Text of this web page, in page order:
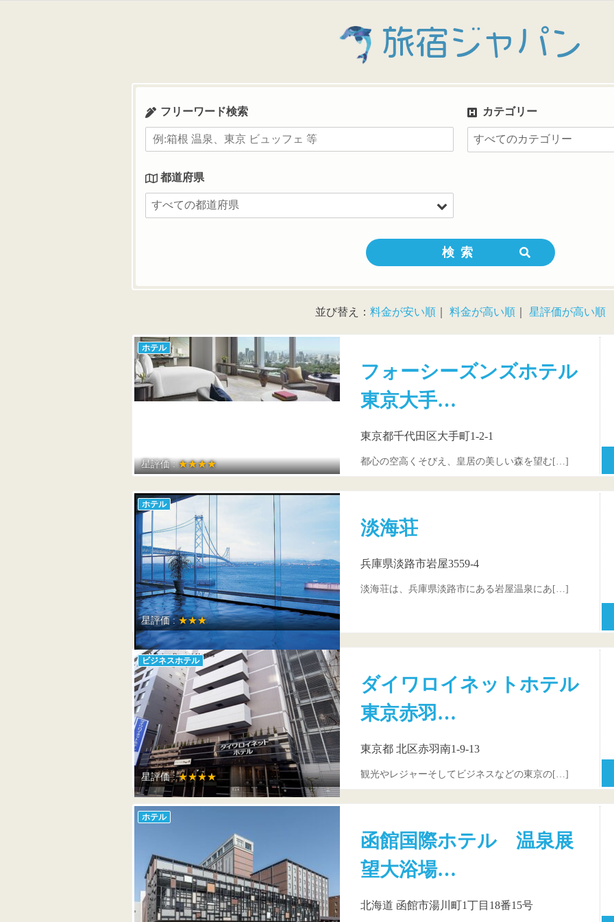
旅宿ジャパン
フリーワード検索 カテゴリー
都道府県
並び替え： 料金が安い順 料金が高い順 星評価が高い順
ホテル
星評価 :★★★★
フォーシーズンズホテル
東京大手…
東京都千代田区大手町1-2-1
都心の空高くそびえ、皇居の美しい森を望む[…]
ホテル
星評価 :★★★
淡海荘
兵庫県淡路市岩屋3559-4
淡海荘は、兵庫県淡路市にある岩屋温泉にあ[…]
ビジネスホテル
星評価 :★★★★
ダイワロイネットホテル
東京赤羽…
東京都 北区赤羽南1-9-13
観光やレジャーそしてビジネスなどの東京の[…]
ホテル
函館国際ホテル 温泉展
望大浴場…
北海道 函館市湯川町1丁目18番15号